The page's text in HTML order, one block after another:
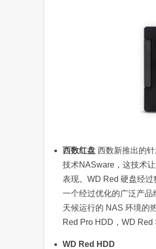
西数红盘 西数新推出的
技术NASware，这技术
表现。WD Red 硬盘经
一个经过优化的广泛产
天候运行的 NAS 环境的
Red Pro HDD，WD
WD Red HDD